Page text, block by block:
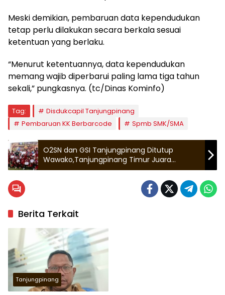
Meski demikian, pembaruan data kependudukan
tetap perlu dilakukan secara berkala sesuai
ketentuan yang berlaku.
“Menurut ketentuannya, data kependudukan
memang wajib diperbarui paling lama tiga tahun
sekali,” pungkasnya. (tc/Dinas Kominfo)
Tag:
Disdukcapil Tanjungpinang
Pembaruan KK Berbarcode
Spmb SMK/SMA
O2SN dan GSI Tanjungpinang Ditutup
Wawako,Tanjungpinang Timur Juara
Kompetisi GSI
Berita Terkait
Tanjungpinang